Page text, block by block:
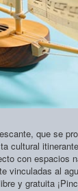
que se
cultural
con espacios
vinculadas al
y gratuita